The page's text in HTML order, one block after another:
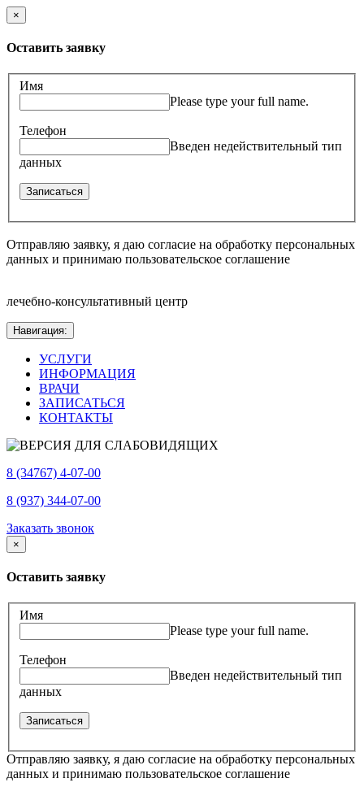
×
Оставить заявку
Имя
Please type your full name.
Телефон
Введен недействительный тип
данных
Отправляю заявку, я даю согласие на обработку персональных
данных и принимаю пользовательское соглашение
лечебно-консультативный центр
Навигация:
УСЛУГИ
ИНФОРМАЦИЯ
ВРАЧИ
ЗАПИСАТЬСЯ
КОНТАКТЫ
8 (34767) 4-07-00
8 (937) 344-07-00
Заказать звонок
×
Оставить заявку
Имя
Please type your full name.
Телефон
Введен недействительный тип
данных
Отправляю заявку, я даю согласие на обработку персональных
данных и принимаю пользовательское соглашение